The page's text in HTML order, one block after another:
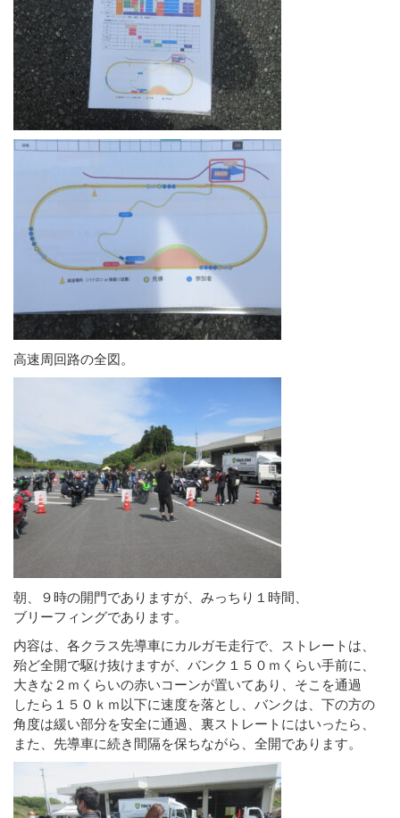
高速周回路の全図。
朝、９時の開門でありますが、みっちり１時間、
ブリーフィングであります。
内容は、各クラス先導車にカルガモ走行で、ストレートは、
殆ど全開で駆け抜けますが、バンク１５０ｍくらい手前に、
大きな２ｍくらいの赤いコーンが置いてあり、そこを通過
したら１５０ｋｍ以下に速度を落とし、バンクは、下の方の
角度は緩い部分を安全に通過、裏ストレートにはいったら、
また、先導車に続き間隔を保ちながら、全開であります。